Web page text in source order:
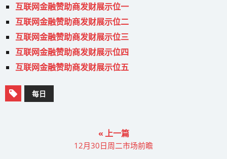
互联网金融赞助商发财展示位一
互联网金融赞助商发财展示位二
互联网金融赞助商发财展示位三
互联网金融赞助商发财展示位四
互联网金融赞助商发财展示位五
每日
« 上一篇
12月30日周二市场前瞻